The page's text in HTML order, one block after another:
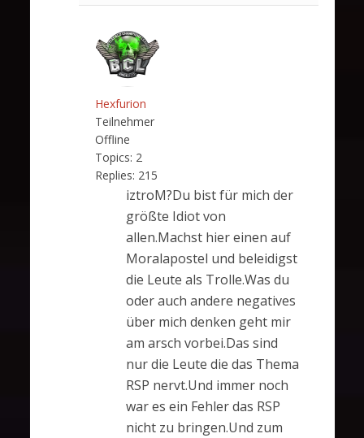
Hexfurion
Teilnehmer
Offline
Topics: 2
Replies: 215
iztroM?Du bist für mich der
größte Idiot von
allen.Machst hier einen auf
Moralapostel und beleidigst
die Leute als Trolle.Was du
oder auch andere negatives
über mich denken geht mir
am arsch vorbei.Das sind
nur die Leute die das Thema
RSP nervt.Und immer noch
war es ein Fehler das RSP
nicht zu bringen.Und zum